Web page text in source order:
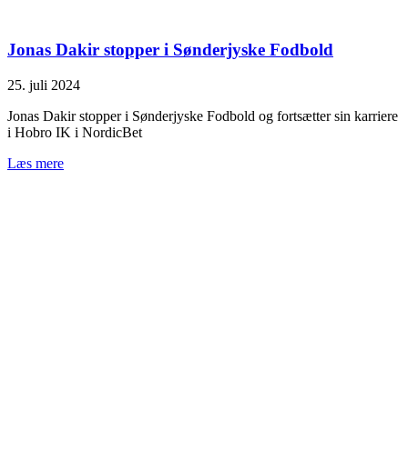
Jonas Dakir stopper i Sønderjyske Fodbold
25. juli 2024
Jonas Dakir stopper i Sønderjyske Fodbold og fortsætter sin karriere
i Hobro IK i NordicBet
Læs mere